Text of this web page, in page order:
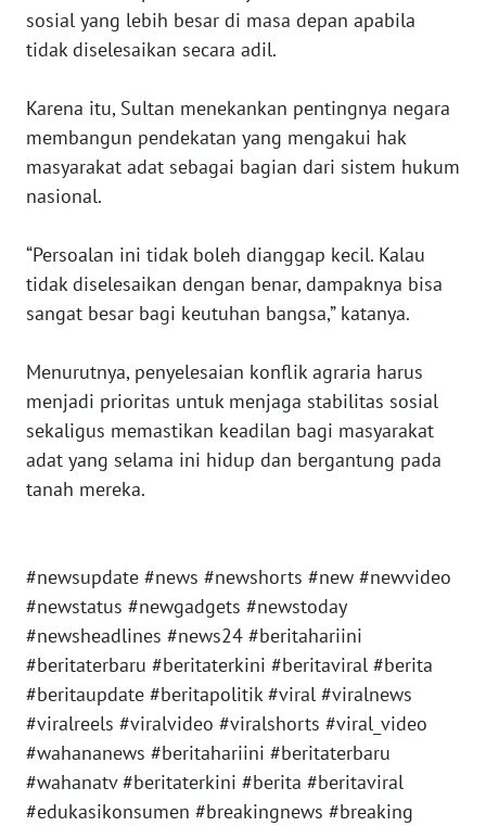
sosial yang lebih besar di masa depan apabila
tidak diselesaikan secara adil.
Karena itu, Sultan menekankan pentingnya negara
membangun pendekatan yang mengakui hak
masyarakat adat sebagai bagian dari sistem hukum
nasional.
“Persoalan ini tidak boleh dianggap kecil. Kalau
tidak diselesaikan dengan benar, dampaknya bisa
sangat besar bagi keutuhan bangsa,” katanya.
Menurutnya, penyelesaian konflik agraria harus
menjadi prioritas untuk menjaga stabilitas sosial
sekaligus memastikan keadilan bagi masyarakat
adat yang selama ini hidup dan bergantung pada
tanah mereka.
#newsupdate #news #newshorts #new #newvideo
#newstatus #newgadgets #newstoday
#newsheadlines #news24 #beritahariini
#beritaterbaru #beritaterkini #beritaviral #berita
#beritaupdate #beritapolitik #viral #viralnews
#viralreels #viralvideo #viralshorts #viral_video
#wahananews #beritahariini #beritaterbaru
#wahanatv #beritaterkini #berita #beritaviral
#edukasikonsumen #breakingnews #breaking
WN
KALBAR
WN
KALTENG
WN
WN
KALSEL
KALTIM
WN
SULSEL
WN
SULUT
WN
MALUKU
WN
MALUT